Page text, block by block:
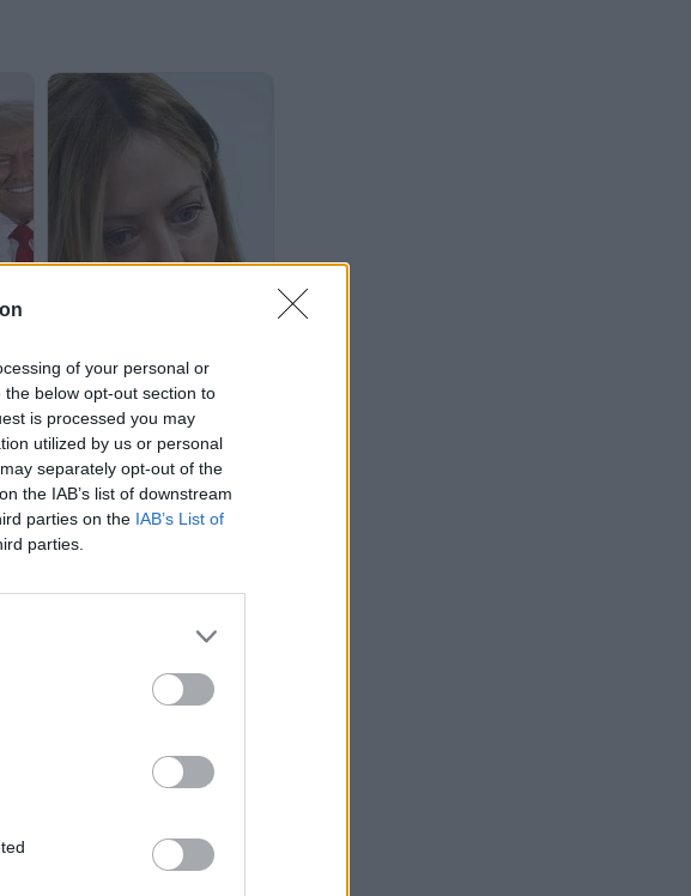
of your personal or
below opt-out section to
is processed you may
utilized by us or personal
separately opt-out of the
the IAB’s list of downstream
parties on the IAB’s List of
parties.
«Oύτε εγώ, ούτε η Ιταλία
παρακαλάμε» - Ο Ταγιάνι